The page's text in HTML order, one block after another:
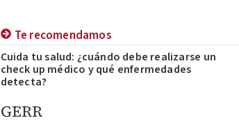
Te recomendamos
Cuida tu salud: ¿cuándo debe realizarse un
check up médico y qué enfermedades
detecta?
GERR